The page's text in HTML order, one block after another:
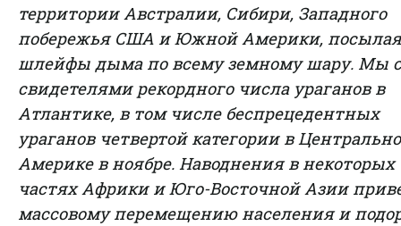
территории Австралии, Сибири, Западного
побережья США и Южной Америки, посылая
шлейфы дыма по всему земному шару. Мы
свидетелями рекордного числа ураганов в
Атлантике, в том числе беспрецедентных
ураганов четвертой категории в
Америке в ноябре. Наводнения в некоторых
частях Африки и Юго-Восточной Азии
массовому перемещению населения и